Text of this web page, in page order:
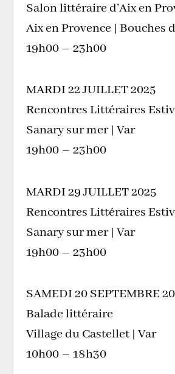
Salon littéraire d’Aix en
Aix en Provence | Bouches
19h00 – 23h00
MARDI 22 JUILLET 2025
Rencontres Littéraires
Sanary sur mer | Var
19h00 – 23h00
MARDI 29 JUILLET 2025
Rencontres Littéraires
Sanary sur mer | Var
19h00 – 23h00
SAMEDI 20 SEPTEMBRE
Balade littéraire
Village du Castellet | Var
10h00 – 18h30